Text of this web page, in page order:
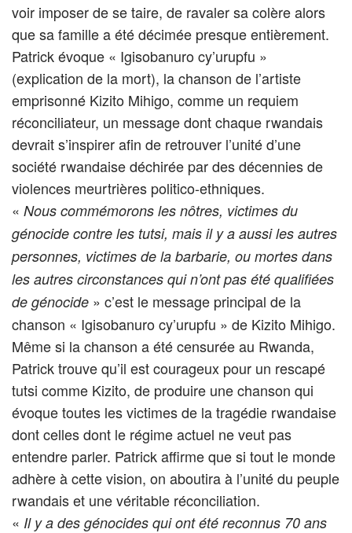
voir imposer de se taire, de ravaler sa colère alors
que sa famille a été décimée presque entièrement.
Patrick évoque « Igisobanuro cy’urupfu »
(explication de la mort), la chanson de l’artiste
emprisonné Kizito Mihigo, comme un requiem
réconciliateur, un message dont chaque rwandais
devrait s’inspirer afin de retrouver l’unité d’une
société rwandaise déchirée par des décennies de
violences meurtrières politico-ethniques.
« Nous commémorons les nôtres, victimes du
génocide contre les tutsi, mais il y a aussi les autres
personnes, victimes de la barbarie, ou mortes dans
les autres circonstances qui n’ont pas été qualifiées
de génocide » c’est le message principal de la
chanson « Igisobanuro cy’urupfu » de Kizito Mihigo.
Même si la chanson a été censurée au Rwanda,
Patrick trouve qu’il est courageux pour un rescapé
tutsi comme Kizito, de produire une chanson qui
évoque toutes les victimes de la tragédie rwandaise
dont celles dont le régime actuel ne veut pas
entendre parler. Patrick affirme que si tout le monde
adhère à cette vision, on aboutira à l’unité du peuple
rwandais et une véritable réconciliation.
« Il y a des génocides qui ont été reconnus 70 ans